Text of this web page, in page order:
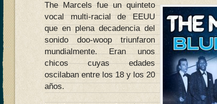
The Marcels fue un quinteto
vocal multi-racial de EEUU
que en plena decadencia del
sonido doo-woop triunfaron
mundialmente. Eran unos
chicos cuyas edades
oscilaban entre los 18 y los 20
años.